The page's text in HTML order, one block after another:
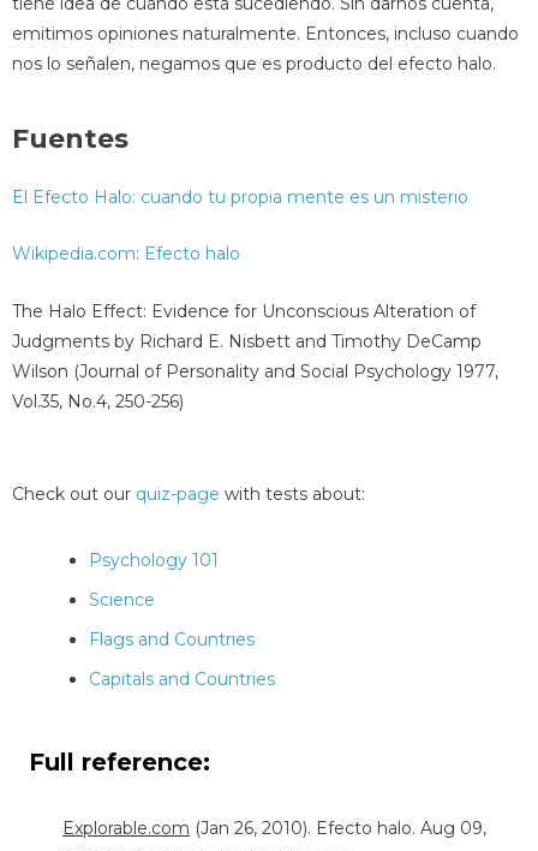
emitimos opiniones naturalmente. Entonces, incluso cuando
nos lo señalen, negamos que es producto del efecto halo.
Fuentes
El Efecto Halo: cuando tu propia mente es un misterio
Wikipedia.com: Efecto halo
The Halo Effect: Evidence for Unconscious Alteration of
Judgments by Richard E. Nisbett and Timothy DeCamp
Wilson (Journal of Personality and Social Psychology 1977,
Vol.35, No.4, 250-256)
Check out our quiz-page with tests about:
Psychology 101
Science
Flags and Countries
Capitals and Countries
Full reference:
Explorable.com (Jan 26, 2010). Efecto halo. Aug 09,